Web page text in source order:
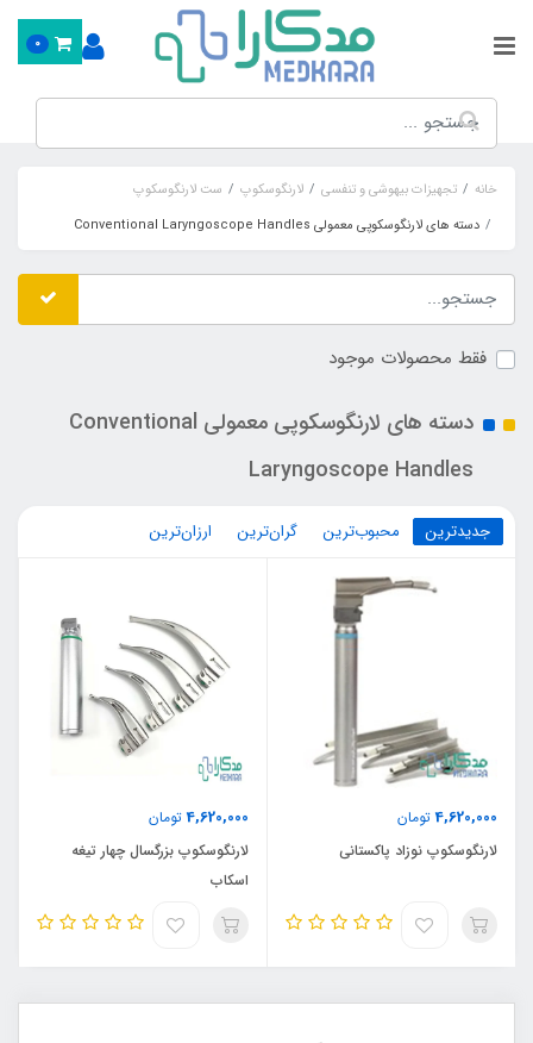
0
خانه تجهیزات بیهوشی و تنفسی لارنگوسکوپ
ست لارنگوسکوپ
دسته های لارنگوسکوپی معمولی Conventional Laryngoscope Handles
فقط محصولات موجود
دسته های لارنگوسکوپی معمولی Conventional
Laryngoscope Handles
جدیدترین محبوب‌ترین گران‌ترین ارزان‌ترین
4,620,000تومان
لارنگوسکوپ نوزاد پاکستانی
4,620,000تومان
لارنگوسکوپ بزرگسال چهار تیغه
اسکاب